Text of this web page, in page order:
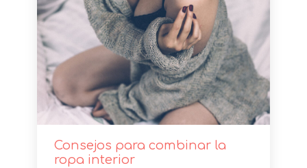
Consejos para combinar la
ropa interior